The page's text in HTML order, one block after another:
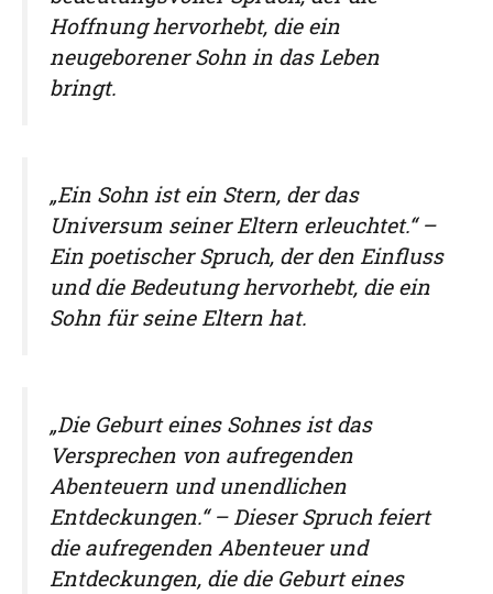
Hoffnung hervorhebt, die ein
neugeborener Sohn in das Leben
bringt.
„Ein Sohn ist ein Stern, der das
Universum seiner Eltern erleuchtet.“ –
Ein poetischer Spruch, der den Einfluss
und die Bedeutung hervorhebt, die ein
Sohn für seine Eltern hat.
„Die Geburt eines Sohnes ist das
Versprechen von aufregenden
Abenteuern und unendlichen
Entdeckungen.“ – Dieser Spruch feiert
die aufregenden Abenteuer und
Entdeckungen, die die Geburt eines